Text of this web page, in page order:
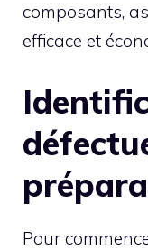
composants,
efficace et
Pour